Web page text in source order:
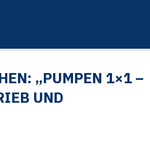
„PUMPEN 1×1 –
UND